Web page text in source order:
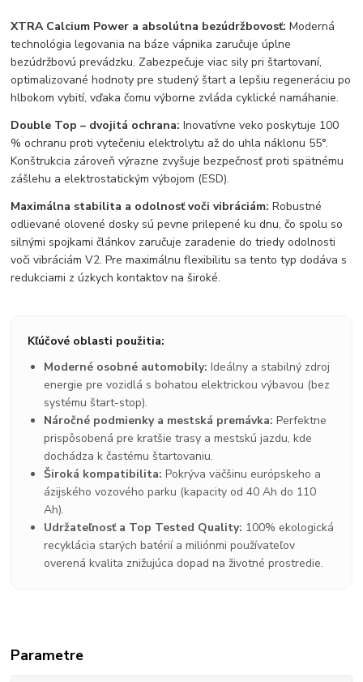
XTRA Calcium Power a absolútna bezúdržbovosť: Moderná
technológia legovania na báze vápnika zaručuje úplne
bezúdržbovú prevádzku. Zabezpečuje viac sily pri štartovaní,
optimalizované hodnoty pre studený štart a lepšiu regeneráciu po
hlbokom vybití, vďaka čomu výborne zvláda cyklické namáhanie.
Double Top – dvojitá ochrana: Inovatívne veko poskytuje 100
% ochranu proti vytečeniu elektrolytu až do uhla náklonu 55°.
Konštrukcia zároveň výrazne zvyšuje bezpečnosť proti spätnému
zášlehu a elektrostatickým výbojom (ESD).
Maximálna stabilita a odolnosť voči vibráciám: Robustné
odlievané olovené dosky sú pevne prilepené ku dnu, čo spolu so
silnými spojkami článkov zaručuje zaradenie do triedy odolnosti
voči vibráciám V2. Pre maximálnu flexibilitu sa tento typ dodáva s
redukciami z úzkych kontaktov na široké.
Kľúčové oblasti použitia:
Moderné osobné automobily: Ideálny a stabilný zdroj
energie pre vozidlá s bohatou elektrickou výbavou (bez
systému štart-stop).
Náročné podmienky a mestská premávka: Perfektne
prispôsobená pre kratšie trasy a mestskú jazdu, kde
dochádza k častému štartovaniu.
Široká kompatibilita: Pokrýva väčšinu európskeho a
ázijského vozového parku (kapacity od 40 Ah do 110
Ah).
Udržateľnosť a Top Tested Quality: 100% ekologická
recyklácia starých batérií a miliónmi používateľov
overená kvalita znižujúca dopad na životné prostredie.
Parametre